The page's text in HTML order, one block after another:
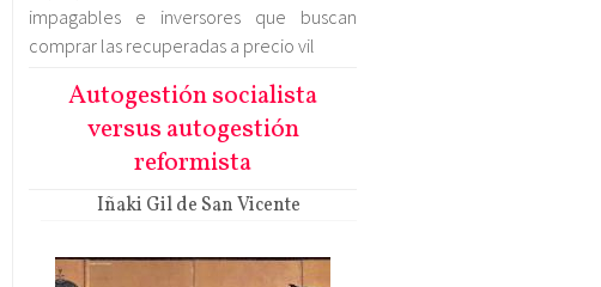
impagables e inversores que buscan
comprar las recuperadas a precio vil
Autogestión socialista
versus autogestión
reformista
Iñaki Gil de San Vicente